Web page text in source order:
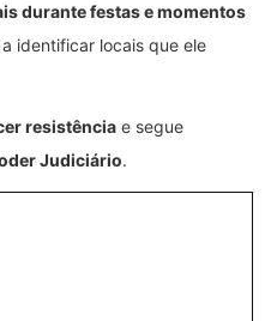
durante festas e momentos
identificar locais que ele
resistência e segue
Judiciário.